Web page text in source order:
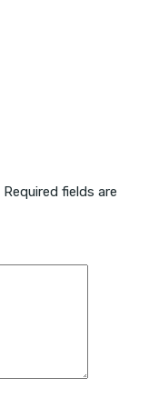
Required fields are